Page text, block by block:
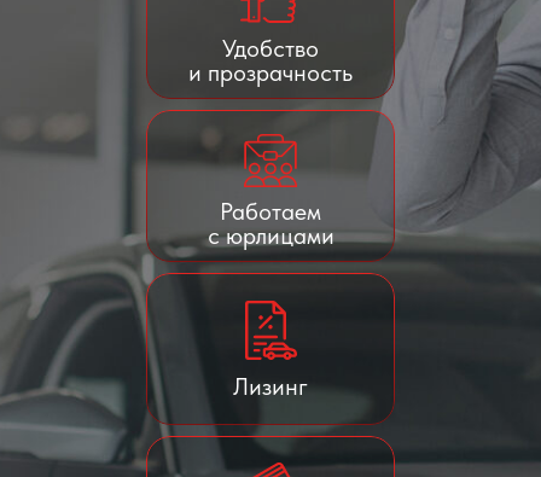
Удобство
и прозрачность
Работаем
с юрлицами
Лизинг